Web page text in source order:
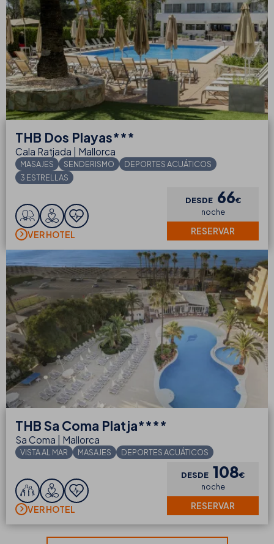
THB Dos Playas***
Cala Ratjada | Mallorca
MASAJES SENDERISMO
DEPORTES ACUÁTICOS
3 ESTRELLAS
VER HOTEL
DESDE 66€
noche
RESERVAR
THBSa Coma Platja****
Sa Coma | Mallorca
VISTA AL MAR MASAJES DEPORTES ACUÁTICOS
VER HOTEL
DESDE 108€
noche
RESERVAR